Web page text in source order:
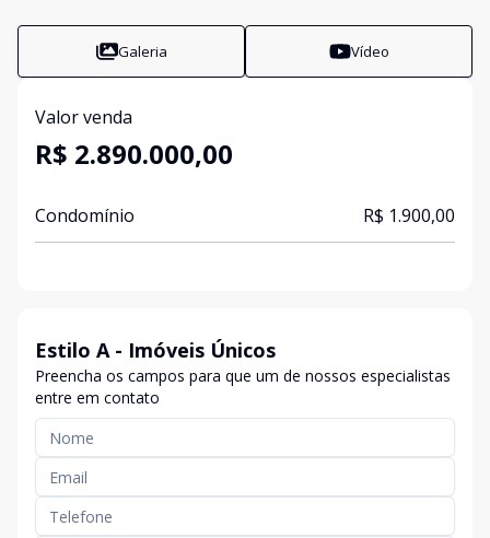
Galeria Vídeo
Valor venda
R$ 2.890.000,00
Condomínio R$ 1.900,00
Estilo A - Imóveis Únicos
Preencha os campos para que um de nossos especialistas
entre em contato